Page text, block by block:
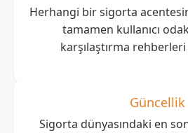
Herhangi bir sigorta
tamamen kullanıcı
karşılaştırma rehberleri
Güncellik
Sigorta dünyasındaki en